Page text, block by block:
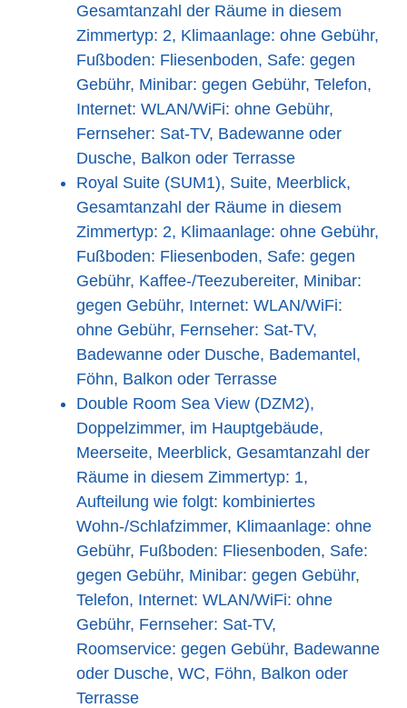
Gesamtanzahl der Räume in diesem
Zimmertyp: 2, Klimaanlage: ohne Gebühr,
Fußboden: Fliesenboden, Safe: gegen
Gebühr, Minibar: gegen Gebühr, Telefon,
Internet: WLAN/WiFi: ohne Gebühr,
Fernseher: Sat-TV, Badewanne oder
Dusche, Balkon oder Terrasse
Royal Suite (SUM1), Suite, Meerblick,
Gesamtanzahl der Räume in diesem
Zimmertyp: 2, Klimaanlage: ohne Gebühr,
Fußboden: Fliesenboden, Safe: gegen
Gebühr, Kaffee-/Teezubereiter, Minibar:
gegen Gebühr, Internet: WLAN/WiFi:
ohne Gebühr, Fernseher: Sat-TV,
Badewanne oder Dusche, Bademantel,
Föhn, Balkon oder Terrasse
Double Room Sea View (DZM2),
Doppelzimmer, im Hauptgebäude,
Meerseite, Meerblick, Gesamtanzahl der
Räume in diesem Zimmertyp: 1,
Aufteilung wie folgt: kombiniertes
Wohn-/Schlafzimmer, Klimaanlage: ohne
Gebühr, Fußboden: Fliesenboden, Safe:
gegen Gebühr, Minibar: gegen Gebühr,
Telefon, Internet: WLAN/WiFi: ohne
Gebühr, Fernseher: Sat-TV,
Roomservice: gegen Gebühr, Badewanne
oder Dusche, WC, Föhn, Balkon oder
Terrasse